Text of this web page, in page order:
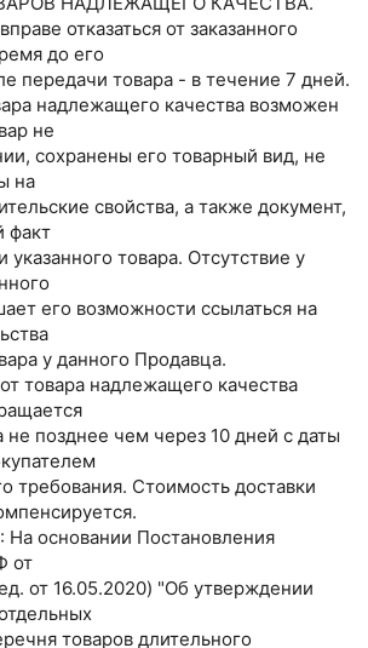
отказаться от заказанного
до его
передачи товара - в течение 7 дней.
надлежащего качества возможен
не
сохранены его товарный вид, не
на
свойства, а также документ,
факт
указанного товара. Отсутствие у
его возможности ссылаться на
у данного Продавца.
товара надлежащего качества
не позднее чем через 10 дней с даты
требования. Стоимость доставки
основании Постановления
от
от 16.05.2020) "Об утверждении
товаров длительного